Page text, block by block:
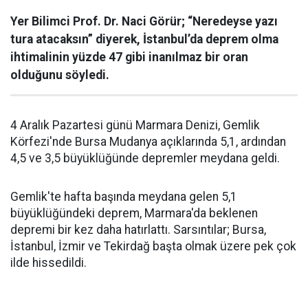
Yer Bilimci Prof. Dr. Naci Görür; “Neredeyse yazı
tura atacaksın” diyerek, İstanbul’da deprem olma
ihtimalinin yüzde 47 gibi inanılmaz bir oran
olduğunu söyledi.
4 Aralık Pazartesi günü Marmara Denizi, Gemlik
Körfezi'nde Bursa Mudanya açıklarında 5,1, ardından
4,5 ve 3,5 büyüklüğünde depremler meydana geldi.
Gemlik'te hafta başında meydana gelen 5,1
büyüklüğündeki deprem, Marmara'da beklenen
depremi bir kez daha hatırlattı. Sarsıntılar; Bursa,
İstanbul, İzmir ve Tekirdağ başta olmak üzere pek çok
ilde hissedildi.